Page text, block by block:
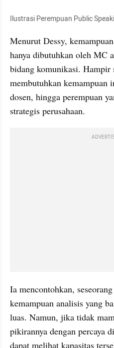
Ilustrasi Perempuan Public
Menurut Dessy,
hanya dibutuhkan oleh MC
bidang komunikasi. Hampir
membutuhkan
dosen, hingga perempuan
strategis perusahaan.
Ia mencontohkan,
kemampuan analisis yang
luas. Namun, jika tidak
pikirannya dengan percaya
dapat melihat kapasitas